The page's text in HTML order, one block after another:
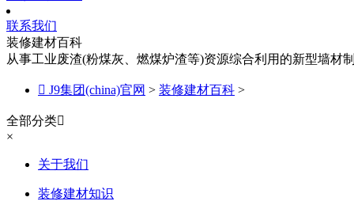
联系我们
装修建材百科
从事工业废渣(粉煤灰、燃煤炉渣等)资源综合利用的新型墙材
 J9集团(china)官网 > 装修建材百科 >
全部分类
×
关于我们
装修建材知识